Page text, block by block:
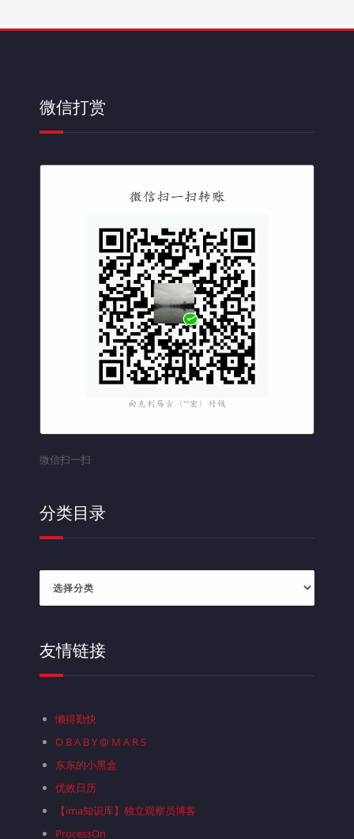
微信打赏
微信扫一扫
分类目录
友情链接
懒得勤快
O B A B Y @ M A R S
东东的小黑盒
优效日历
【ima知识库】独立观察员博客
ProcessOn